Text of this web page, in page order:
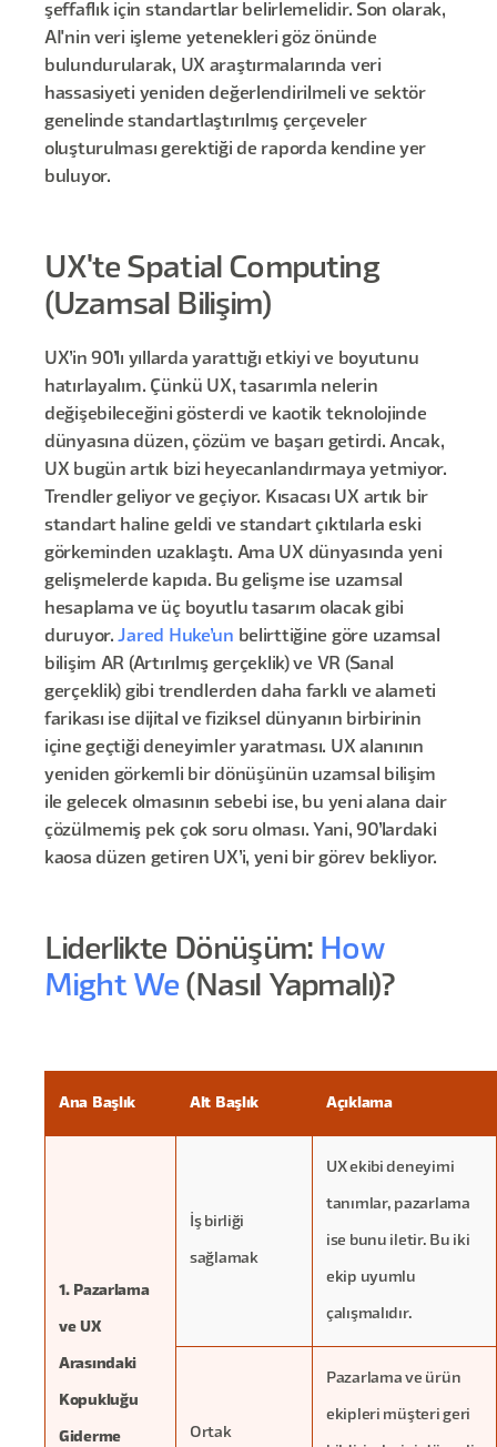
şeffaflık için standartlar belirlemelidir. Son olarak,
AI'nin veri işleme yetenekleri göz önünde
bulundurularak, UX araştırmalarında veri
hassasiyeti yeniden değerlendirilmeli ve sektör
genelinde standartlaştırılmış çerçeveler
oluşturulması gerektiği de raporda kendine yer
buluyor.
UX'te Spatial Computing
(Uzamsal Bilişim)
UX’in 90’lı yıllarda yarattığı etkiyi ve boyutunu
hatırlayalım. Çünkü UX, tasarımla nelerin
değişebileceğini gösterdi ve kaotik teknolojinde
dünyasına düzen, çözüm ve başarı getirdi. Ancak,
UX bugün artık bizi heyecanlandırmaya yetmiyor.
Trendler geliyor ve geçiyor. Kısacası UX artık bir
standart haline geldi ve standart çıktılarla eski
görkeminden uzaklaştı. Ama UX dünyasında yeni
gelişmelerde kapıda. Bu gelişme ise uzamsal
hesaplama ve üç boyutlu tasarım olacak gibi
duruyor.Jared Huke’un belirttiğine göre uzamsal
bilişim AR (Artırılmış gerçeklik) ve VR (Sanal
gerçeklik) gibi trendlerden daha farklı ve alameti
farikası ise dijital ve fiziksel dünyanın birbirinin
içine geçtiği deneyimler yaratması. UX alanının
yeniden görkemli bir dönüşünün uzamsal bilişim
ile gelecek olmasının sebebi ise, bu yeni alana dair
çözülmemiş pek çok soru olması. Yani, 90’lardaki
kaosa düzen getiren UX’i, yeni bir görev bekliyor.
Liderlikte Dönüşüm: How
Might We (Nasıl Yapmalı)?
Ana Başlık Alt Başlık Açıklama
1. Pazarlama
ve UX
Arasındaki
Kopukluğu
Giderme
İş birliği
sağlamak
UX ekibi deneyimi
tanımlar, pazarlama
ise bunu iletir. Bu iki
ekip uyumlu
çalışmalıdır.
Ortak
Pazarlama ve ürün
ekipleri müşteri geri